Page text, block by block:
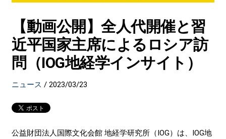
【動画公開】全人代開催と習
近平国家主席によるロシア訪
問（IOG地経学インサイト）
ニュース /2023/03/23
公益財団法人国際文化会館 地経学研究所（IOG）は、IOG地